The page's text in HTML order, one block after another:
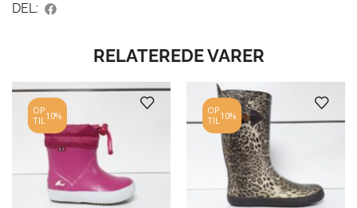
DEL:
RELATEREDE VARER
OP
TIL10%
OP
TIL10%